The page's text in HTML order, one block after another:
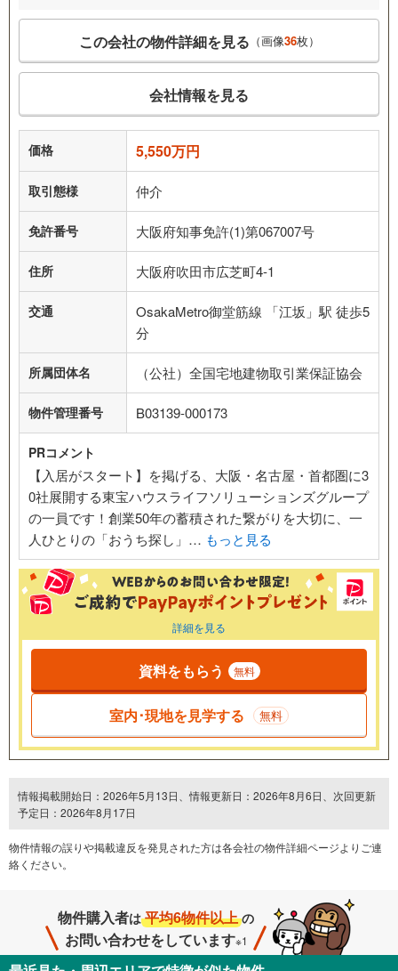
この会社の物件詳細を見る （画像36枚）
会社情報を見る
価格 5,550万円
取引態様 仲介
免許番号 大阪府知事免許(1)第067007号
住所 大阪府吹田市広芝町4-1
交通
OsakaMetro御堂筋線 「江坂」駅 徒歩5
分
所属団体名 （公社）全国宅地建物取引業保証協会
物件管理番号 B03139-000173
PRコメント
【入居がスタート】を掲げる、大阪・名古屋・首都圏に3
0社展開する東宝ハウスライフソリューションズグループ
の一員です！創業50年の蓄積された繋がりを大切に、一
人ひとりの「おうち探し」… もっと見る
詳細を見る
資料をもらう 無料
室内･現地を見学する 無料
情報掲載開始日：2026年5月13日、情報更新日：2026年8月6日、次回更新
予定日：2026年8月17日
物件情報の誤りや掲載違反を発⾒された方は各会社の物件詳細ページよりご連
絡ください。
物件購入者は 平均6物件以上 の
お問い合わせをしています※1